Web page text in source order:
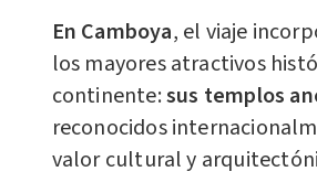
En Camboya, el viaje
los mayores atractivos
continente:sus templos
reconocidos
valor cultural y